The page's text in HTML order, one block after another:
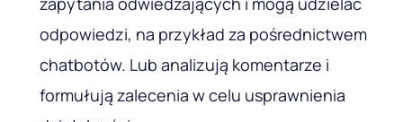
odpowiedzi, na przykład za pośrednictwem
chatbotów. Lub analizują komentarze i
formułują zalecenia w celu usprawnienia